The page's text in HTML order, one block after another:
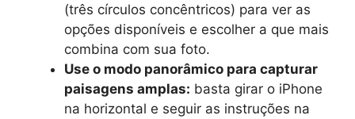
(três círculos concêntricos) para ver as
opções disponíveis e escolher a que mais
combina com sua foto.
Use o modo panorâmico para capturar
paisagens amplas: basta girar o iPhone
na horizontal e seguir as instruções na